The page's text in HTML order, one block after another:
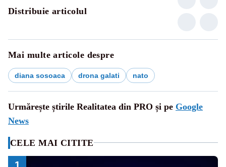
Distribuie articolul
Mai multe articole despre
diana sosoaca drona galati nato
Urmărește știrile Realitatea din PRO și pe Google
News
CELE MAI CITITE
1